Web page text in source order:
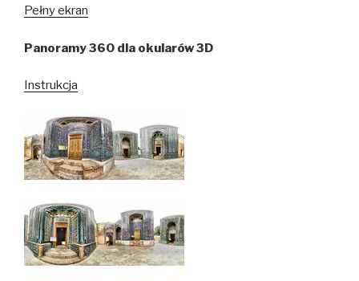
Pełny ekran
Panoramy 360 dla okularów 3D
Instrukcja